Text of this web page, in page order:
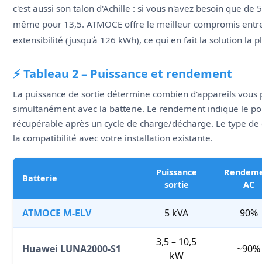
c'est aussi son talon d'Achille : si vous n'avez besoin que de
même pour 13,5. ATMOCE offre le meilleur compromis
extensibilité (jusqu'à 126 kWh), ce qui en fait la solution la
⚡ Tableau 2 – Puissance et rendement
La puissance de sortie détermine combien d'appareils
simultanément avec la batterie. Le rendement indique le
récupérable après un cycle de charge/décharge. Le type
la compatibilité avec votre installation existante.
Batterie
Puissance
sortie
AC
ATMOCE M-ELV 5 kVA 90%
Huawei LUNA2000-S1
3,5 – 10,5
kW
~90%